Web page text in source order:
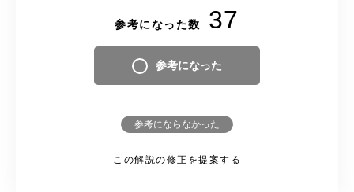
参考になった数 37
参考になった
参考にならなかった
この解説の修正を提案する